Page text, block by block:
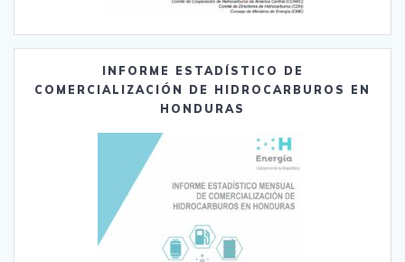
INFORME ESTADÍSTICO DE
COMERCIALIZACIÓN DE HIDROCARBUROS EN
HONDURAS